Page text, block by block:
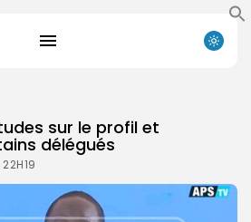
sur le profil et
délégués